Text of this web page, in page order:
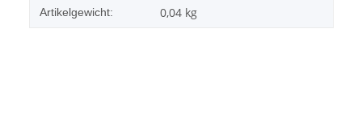
Artikelgewicht: 0,04 kg